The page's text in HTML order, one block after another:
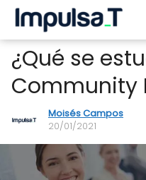
¿Qué se
Community
Moisés Campos
20/01/2021